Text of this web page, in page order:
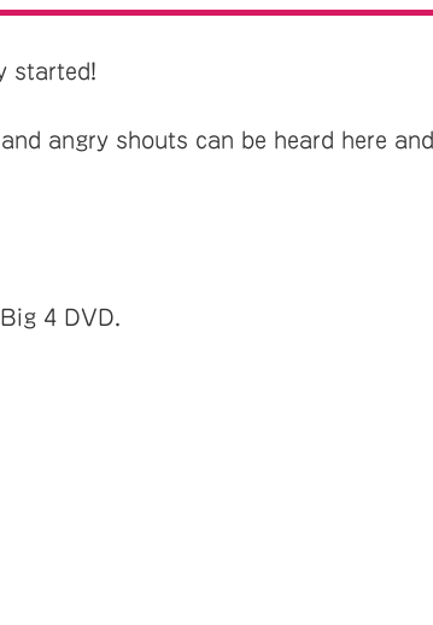
started!
angry shouts can be heard here and
4 DVD.